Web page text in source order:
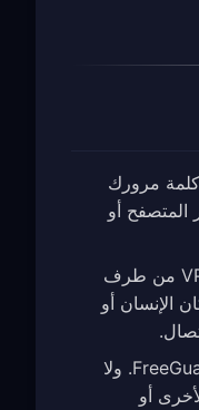
كلمة مرورك
المتصفح أو
يتم تشفير جميع حركة مرور VPN من طرف
الإنسان أو
تنفذ المهارة فقط أوامر FreeGuard CLI. ولا
أو